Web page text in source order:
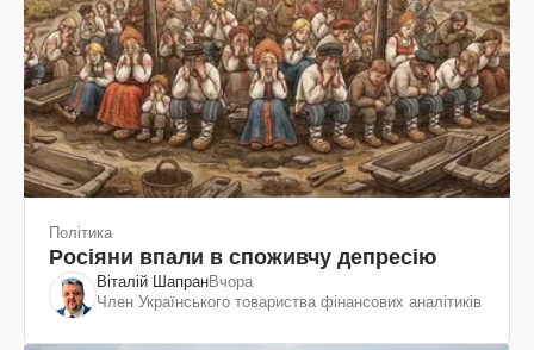
Політика
Росіяни впали в споживчу депресію
Віталій ШапранВчора
Член Українського товариства фінансових аналітиків